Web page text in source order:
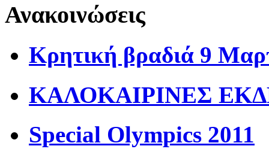
Ανακοινώσεις
Κρητική βραδιά 9
ΚΑΛΟΚΑΙΡΙΝΕΣ
Special Olympics 2011